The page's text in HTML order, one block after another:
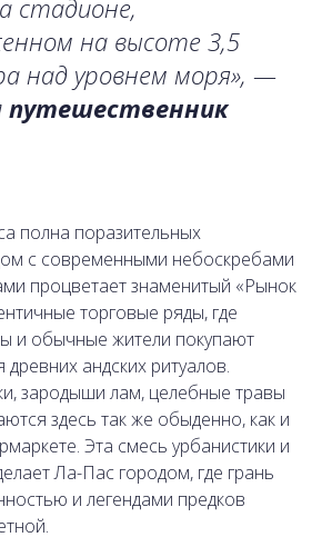
стадионе,
на высоте 3,5
над уровнем моря», —
путешественник
полна поразительных
с современными небоскребами
процветает знаменитый «Рынок
торговые ряды, где
и обычные жители покупают
древних андских ритуалов.
зародыши лам, целебные травы
здесь так же обыденно, как и
Эта смесь урбанистики и
Ла-Пас городом, где грань
и легендами предков